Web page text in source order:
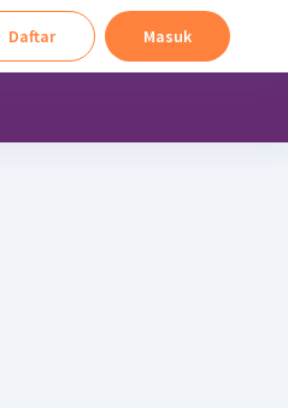
Daftar Masuk